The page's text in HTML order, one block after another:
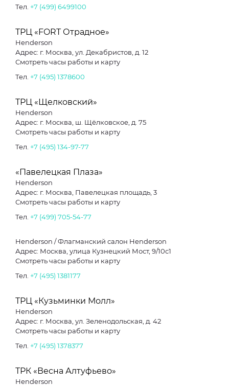
Тел. +7 (499) 6499100
ТРЦ «FORT Отрадное»
Henderson
Адрес: г. Москва, ул. Декабристов, д. 12
Смотреть часы работы и карту
Тел. +7 (495) 1378600
ТРЦ «Щелковский»
Henderson
Адрес: г. Москва, ш. Щёлковское, д. 75
Смотреть часы работы и карту
Тел. +7 (495) 134-97-77
«Павелецкая Плаза»
Henderson
Адрес: г. Москва, Павелецкая площадь, 3
Смотреть часы работы и карту
Тел. +7 (499) 705-54-77
Henderson / Флагманский салон Henderson
Адрес: Москва, улица Кузнецкий Мост, 9/10с1
Смотреть часы работы и карту
Тел. +7 (495) 1381177
ТРЦ «Кузьминки Молл»
Henderson
Адрес: г. Москва, ул. Зеленодольская, д. 42
Смотреть часы работы и карту
Тел. +7 (495) 1378377
ТРК «Весна Алтуфьево»
Henderson